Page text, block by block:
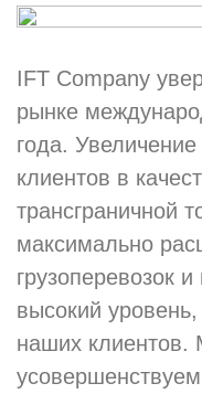
IFT Company
рынке
года.
клиентов в
трансграничной
максимально
грузоперевозок
высокий
наших клиентов.